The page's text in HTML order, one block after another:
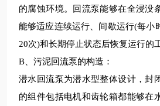
的腐蚀环境。回流泵能够在全浸没
能够适应连续运行、间歇运行(每小
20次)和长期停止状态后恢复运行的
B、 污泥回流泵的构造：
潜水回流泵为潜水型整体设计，封
的组件包括电机和齿轮箱都能够在